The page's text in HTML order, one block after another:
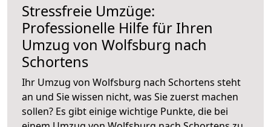
Stressfreie Umzüge:
Professionelle Hilfe für Ihren
Umzug von Wolfsburg nach
Schortens
Ihr Umzug von Wolfsburg nach Schortens steht
an und Sie wissen nicht, was Sie zuerst machen
sollen? Es gibt einige wichtige Punkte, die bei